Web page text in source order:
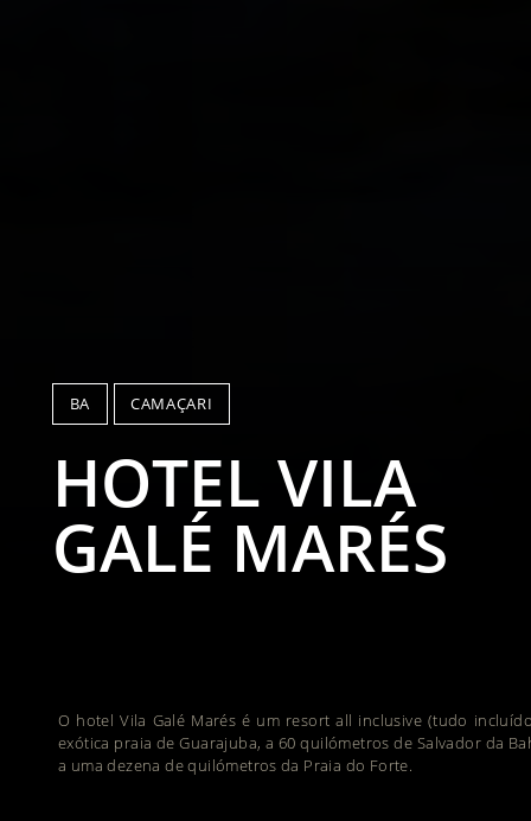
BA CAMAÇARI
HOTEL VILA
GALÉ MARÉS
O hotel Vila Galé Marés é um resort all inclusive (tudo
exótica praia de Guarajuba, a 60 quilómetros de Salvador da
a uma dezena de quilómetros da Praia do Forte.